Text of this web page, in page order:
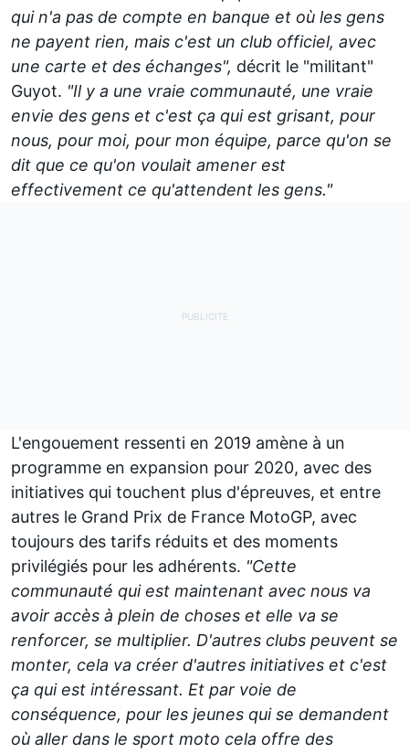
qui n'a pas de compte en banque et où les gens
ne payent rien, mais c'est un club officiel, avec
une carte et des échanges", décrit le "militant"
Guyot. "Il y a une vraie communauté, une vraie
envie des gens et c'est ça qui est grisant, pour
nous, pour moi, pour mon équipe, parce qu'on se
dit que ce qu'on voulait amener est
effectivement ce qu'attendent les gens."
L'engouement ressenti en 2019 amène à un
programme en expansion pour 2020, avec des
initiatives qui touchent plus d'épreuves, et entre
autres le Grand Prix de France MotoGP, avec
toujours des tarifs réduits et des moments
privilégiés pour les adhérents. "Cette
communauté qui est maintenant avec nous va
avoir accès à plein de choses et elle va se
renforcer, se multiplier. D'autres clubs peuvent se
monter, cela va créer d'autres initiatives et c'est
ça qui est intéressant. Et par voie de
conséquence, pour les jeunes qui se demandent
où aller dans le sport moto cela offre des